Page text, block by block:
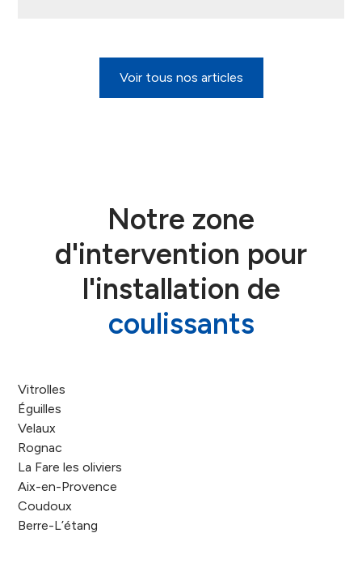
Voir tous nos articles
Notre zone
d'intervention pour
l'installation de
coulissants
Vitrolles
Éguilles
Velaux
Rognac
La Fare les oliviers
Aix-en-Provence
Coudoux
Berre-L’étang